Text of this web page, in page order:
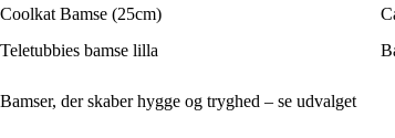
Coolkat Bamse (25cm)
Teletubbies bamse lilla
Bamser, der skaber hygge og tryghed – se udvalget